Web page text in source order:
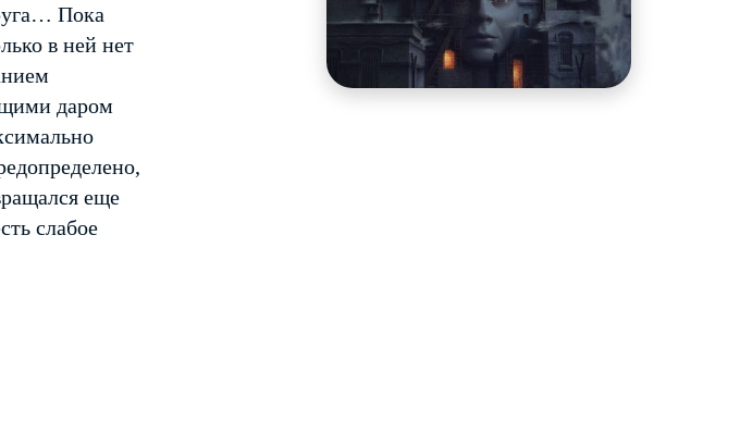
Пока
в ней нет
даром
еще
слабое